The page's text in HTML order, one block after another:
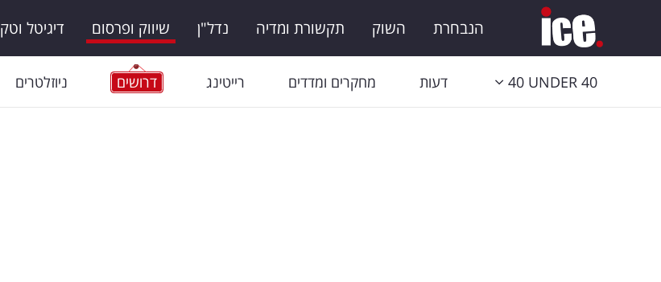
הנבחרת השוק תקשורת ומדיה נדל"ן שיווק ופרסום דיגיטל וטק
40 UNDER 40 דעות מחקרים ומדדים רייטינג דרושים ניוזלטרים